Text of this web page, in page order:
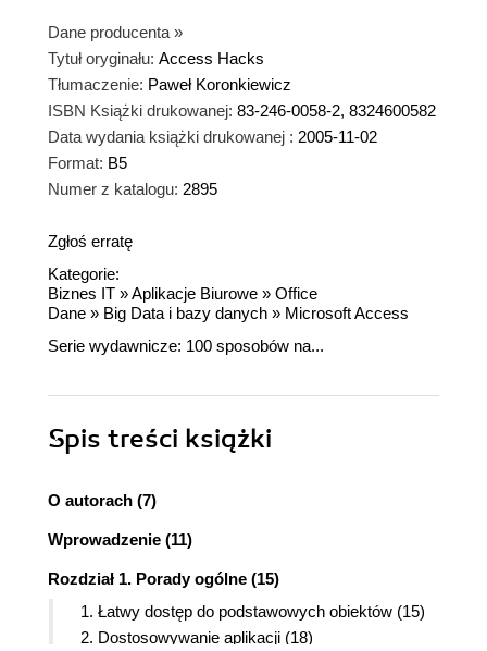
Dane producenta »
Tytuł oryginału: Access Hacks
Tłumaczenie: Paweł Koronkiewicz
ISBN Książki drukowanej: 83-246-0058-2, 8324600582
Data wydania książki drukowanej : 2005-11-02
Format: B5
Numer z katalogu: 2895
Zgłoś erratę
Kategorie:
Biznes IT »Aplikacje Biurowe » Office
Dane » Big Data i bazy danych » Microsoft Access
Serie wydawnicze: 100 sposobów na...
Spis treści książki
O autorach (7)
Wprowadzenie (11)
Rozdział 1. Porady ogólne (15)
1. Łatwy dostęp do podstawowych obiektów (15)
2. Dostosowywanie aplikacji (18)